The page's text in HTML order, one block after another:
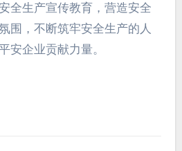
全生产宣传教育，营造安全
围，不断筑牢安全生产的人
安企业贡献力量。